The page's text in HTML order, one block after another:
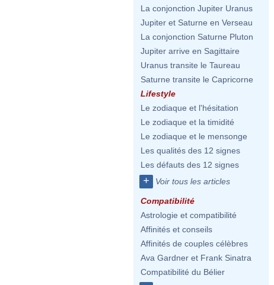
La conjonction Jupiter Uranus
Jupiter et Saturne en Verseau
La conjonction Saturne Pluton
Jupiter arrive en Sagittaire
Uranus transite le Taureau
Saturne transite le Capricorne
Lifestyle
Le zodiaque et l'hésitation
Le zodiaque et la timidité
Le zodiaque et le mensonge
Les qualités des 12 signes
Les défauts des 12 signes
+ Voir tous les articles
Compatibilité
Astrologie et compatibilité
Affinités et conseils
Affinités de couples célèbres
Ava Gardner et Frank Sinatra
Compatibilité du Bélier